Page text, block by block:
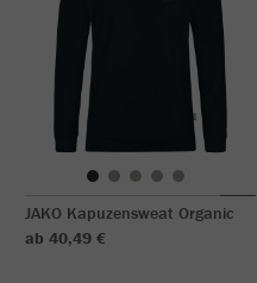
JAKO Kapuzensweat Organic
ab 40,49 €